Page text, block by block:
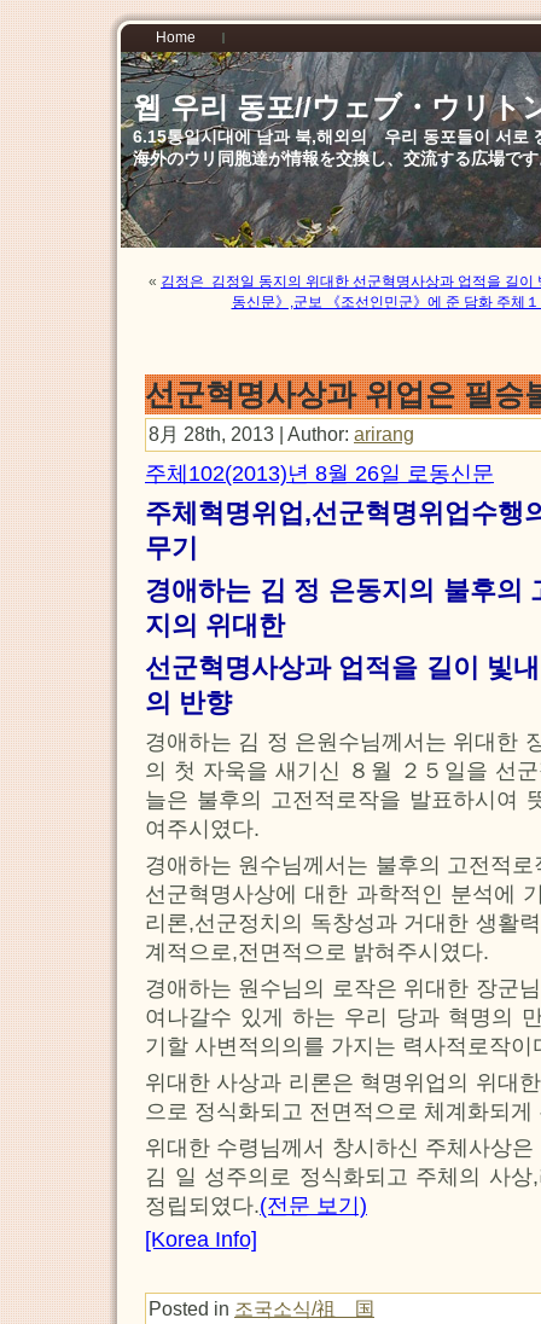
Home
웹 우리 동포//ウェブ・ウリト
6.15통일시대에 남과 북,해외의 우리 동포들이 서로
海外のウリ同胞達が情報を交換し、交流する広場で
« 김정은 김정일 동지의 위대한 선군혁명사상과 업적을 길
동신문》,군보 《조선인민군》에 준 담화 주체
선군혁명사상과 위업은 필승
8月 28th, 2013 | Author: arirang
주체102(2013)년 8월 26일 로동신문
주체혁명위업,선군혁명위업수
무기
경애하는 김 정 은동지의 불후의
지의 위대한
선군혁명사상과 업적을 길이 빛
의 반향
경애하는 김 정 은원수님께서는 위대한
의 첫 자욱을 새기신 ８월 ２５일을 선
늘은 불후의 고전적로작을 발표하시여
여주시였다.
경애하는 원수님께서는 불후의 고전적
선군혁명사상에 대한 과학적인 분석에
리론,선군정치의 독창성과 거대한 생활
계적으로,전면적으로 밝혀주시였다.
경애하는 원수님의 로작은 위대한 장군
여나갈수 있게 하는 우리 당과 혁명의
기할 사변적의의를 가지는 력사적로작이
위대한 사상과 리론은 혁명위업의 위대
으로 정식화되고 전면적으로 체계화되게
위대한 수령님께서 창시하신 주체사상
김 일 성주의로 정식화되고 주체의 사
정립되였다.(전문 보기)
[Korea Info]
Posted in 조국소식/祖 国